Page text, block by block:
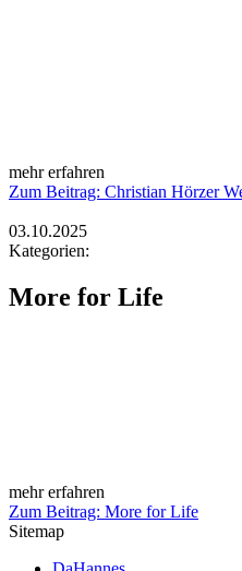
mehr erfahren
Zum Beitrag: Christian Hörzer
03.10.2025
Kategorien:
More for Life
mehr erfahren
Zum Beitrag: More for Life
Sitemap